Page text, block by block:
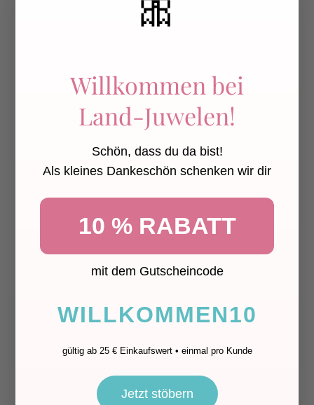
Pumphose Traktor
€19,90
WALDTIERE
aus€14,90
🎀
Willkommen bei
Land-Juwelen!
Schön, dass du da bist!
Als kleines Dankeschön schenken wir dir
10 % RABATT
mit dem Gutscheincode
WILLKOMMEN10
gültig ab 25 € Einkaufswert • einmal pro Kunde
Jetzt stöbern